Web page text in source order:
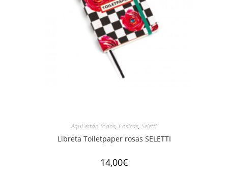
Aquí están todos, Cosicas, Seletti
Libreta Toiletpaper rosas SELETTI
14,00€